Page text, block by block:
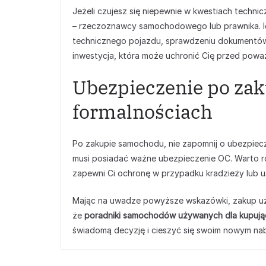
Jeżeli czujesz się niepewnie w kwestiach
– rzeczoznawcy samochodowego lub
technicznego pojazdu, sprawdzeniu
inwestycja, która może uchronić Cię przed
Ubezpieczenie po
formalnościach
Po zakupie samochodu, nie zapomnij o
musi posiadać ważne ubezpieczenie OC.
zapewni Ci ochronę w przypadku kradzieży lub
Mając na uwadze powyższe wskazówki, zakup
że poradniki samochodów używanych dla
świadomą decyzję i cieszyć się swoim nowym